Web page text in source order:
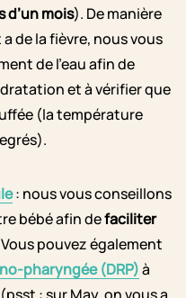
d’un mois). De manière
de la fièvre, nous vous
de l’eau afin de
et à vérifier que
(la température
: nous vous conseillons
bébé afin defaciliter
Vous pouvez également
pharyngée (DRP)à